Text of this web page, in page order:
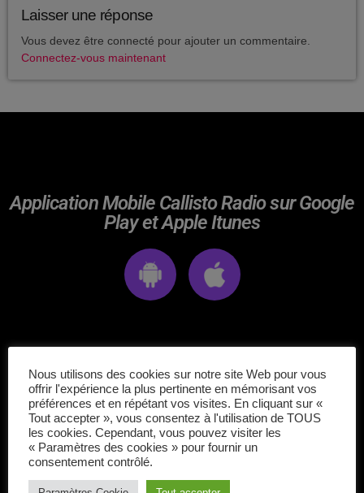
PWLSE
BAGHEERA LABEL
septembre 2025
juillet 2025
avril 2020
janvier 2018
mai 2016
CATÉGORIES
Laisser une réponse
Vous devez être connecté pour ajouter un commentaire.
Connectez-vous maintenant
Application Mobile Callisto Radio sur Google
Play et Apple Itunes
Matt Craig
Rock of the pop
Nous utilisons des cookies sur notre site Web pour vous
offrir l'expérience la plus pertinente en mémorisant vos
préférences et en répétant vos visites. En cliquant sur «
Tout accepter », vous consentez à l'utilisation de TOUS
les cookies. Cependant, vous pouvez visiter les
« Paramètres des cookies » pour fournir un
consentement contrôlé.